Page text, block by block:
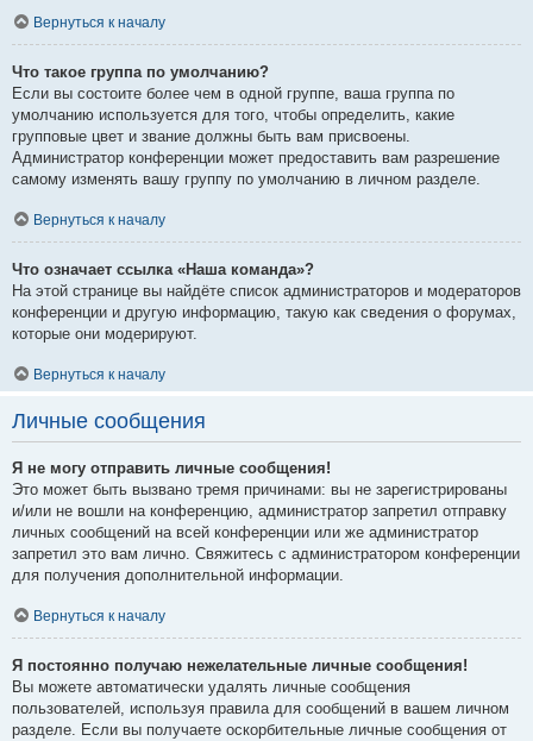
Вернуться к началу
Что такое группа по умолчанию?
Если вы состоите более чем в одной группе, ваша группа по
умолчанию используется для того, чтобы определить, какие
групповые цвет и звание должны быть вам присвоены.
Администратор конференции может предоставить вам разрешение
самому изменять вашу группу по умолчанию в личном разделе.
Вернуться к началу
Что означает ссылка «Наша команда»?
На этой странице вы найдёте список администраторов и модераторов
конференции и другую информацию, такую как сведения о форумах,
которые они модерируют.
Вернуться к началу
Личные сообщения
Я не могу отправить личные сообщения!
Это может быть вызвано тремя причинами: вы не зарегистрированы
и/или не вошли на конференцию, администратор запретил отправку
личных сообщений на всей конференции или же администратор
запретил это вам лично. Свяжитесь с администратором конференции
для получения дополнительной информации.
Вернуться к началу
Я постоянно получаю нежелательные личные сообщения!
Вы можете автоматически удалять личные сообщения
пользователей, используя правила для сообщений в вашем личном
разделе. Если вы получаете оскорбительные личные сообщения от